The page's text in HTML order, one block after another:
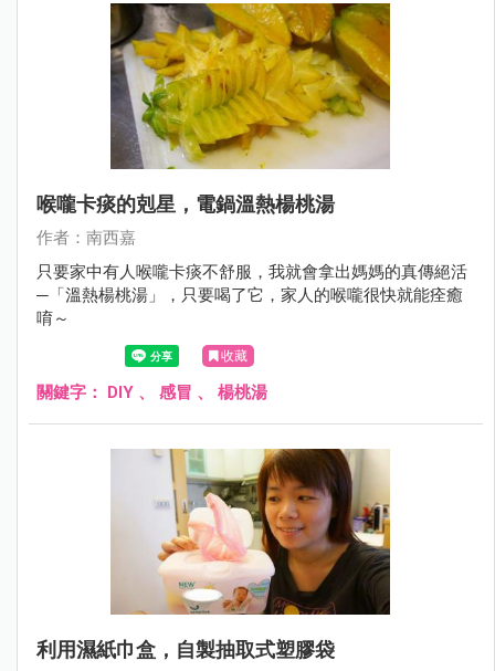
喉嚨卡痰的剋星，電鍋溫熱楊桃湯
作者：南西嘉
只要家中有人喉嚨卡痰不舒服，我就會拿出媽媽的真傳絕活
─「溫熱楊桃湯」，只要喝了它，家人的喉嚨很快就能痊癒
唷～
收藏
關鍵字： DIY 、 感冒 、 楊桃湯
利用濕紙巾盒，自製抽取式塑膠袋